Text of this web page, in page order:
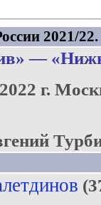
2021/
—
г.